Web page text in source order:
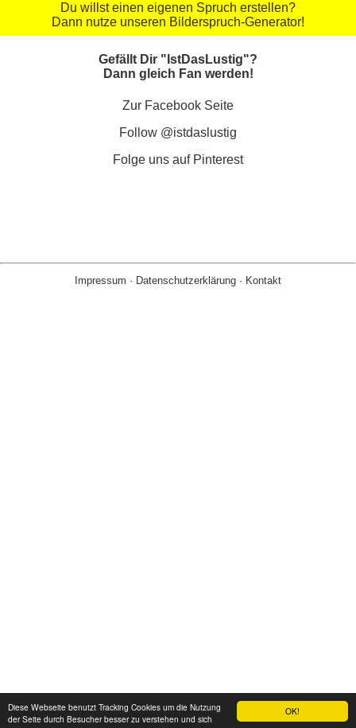
OK!
Diese Webseite benutzt Tracking Cookies um die Nutzung
der Seite durch Besucher besser zu verstehen und sich
Du willst einen eigenen Spruch erstellen?
Dann nutze unseren Bilderspruch-Generator!
Gefällt Dir "IstDasLustig"?
Dann gleich Fan werden!
Zur Facebook Seite
Follow @istdaslustig
Folge uns auf Pinterest
Impressum · Datenschutzerklärung · Kontakt